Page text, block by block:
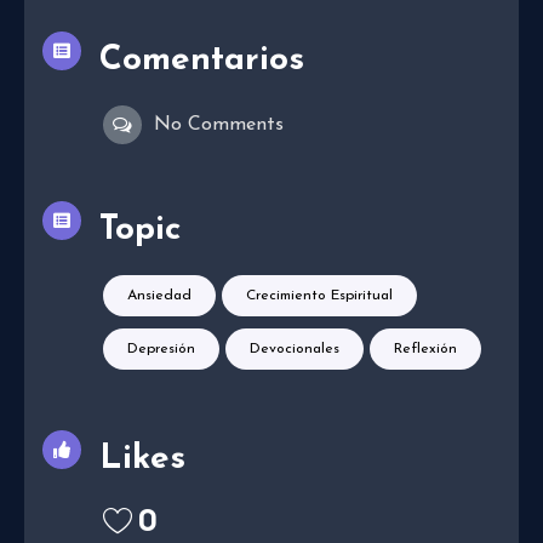
Comentarios
No Comments
Topic
Ansiedad Crecimiento Espiritual
Depresión Devocionales Reflexión
Likes
0